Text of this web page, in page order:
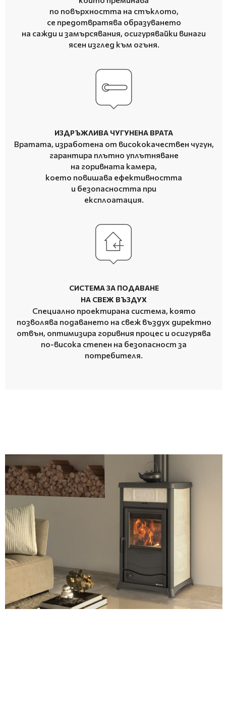
по повърхността на стъклото,
се предотвратява образуването
на сажди и замърсявания, осигурявайки винаги
ясен изглед към огъня.
ИЗДРЪЖЛИВА ЧУГУНЕНА ВРАТА
Вратата, изработена от висококачествен чугун,
гарантира плътно уплътняване
на горивната камера,
което повишава ефективността
и безопасността при
експлоатация.
СИСТЕМА ЗА ПОДАВАНЕ
НА СВЕЖ ВЪЗДУХ
Специално проектирана система, която
позволява подаването на свеж въздух директно
отвън, оптимизира горивния процес и осигурява
по-висока степен на безопасност за
потребителя.